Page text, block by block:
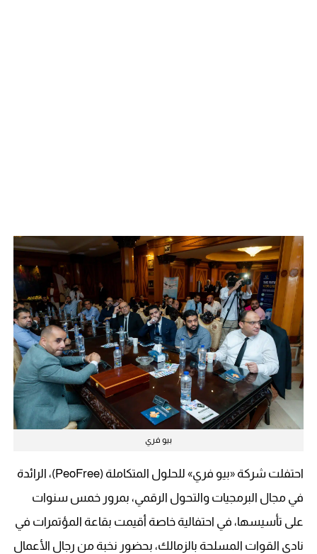
بيو فري
احتفلت شركة «بيو فري» للحلول المتكاملة (PeoFree)، الرائدة
في مجال البرمجيات والتحول الرقمي، بمرور خمس سنوات
على تأسيسها، في احتفالية خاصة أقيمت بقاعة المؤتمرات في
نادي القوات المسلحة بالزمالك، بحضور نخبة من رجال الأعمال